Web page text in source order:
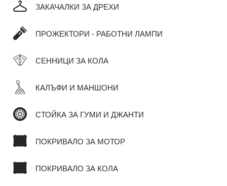
ЗАКАЧАЛКИ ЗА ДРЕХИ
ПРОЖЕКТОРИ - РАБОТНИ ЛАМПИ
СЕННИЦИ ЗА КОЛА
КАЛЪФИ И МАНШОНИ
СТОЙКА ЗА ГУМИ И ДЖАНТИ
ПОКРИВАЛО ЗА МОТОР
ПОКРИВАЛО ЗА КОЛА